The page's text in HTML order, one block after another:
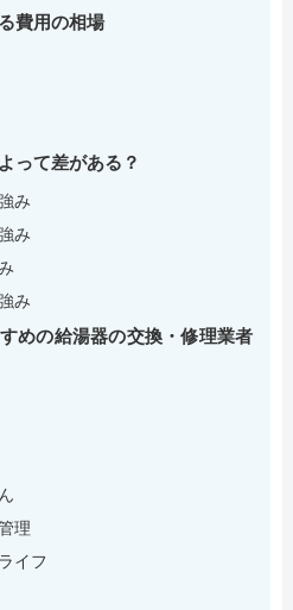
費用の相場
って差がある？
み
み
み
めの給湯器の交換・修理業者
理
イフ